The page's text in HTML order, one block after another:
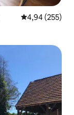
Évaluation
4,94 (255)